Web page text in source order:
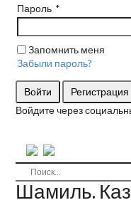
Пароль
Запомнить меня
Забыли пароль?
Войти Регистрация
Войдите через
Шамиль.